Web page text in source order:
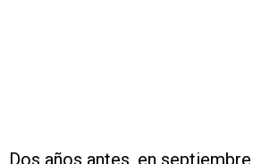
Dos años antes, en